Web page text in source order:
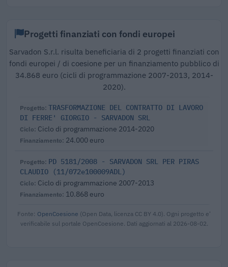
Progetti finanziati con fondi europei
Sarvadon S.r.l. risulta beneficiaria di 2 progetti finanziati con
fondi europei / di coesione per un finanziamento pubblico di
34.868 euro (cicli di programmazione 2007-2013, 2014-
2020).
TRASFORMAZIONE DEL CONTRATTO DI LAVORO
DI FERRE' GIORGIO - SARVADON SRL
Ciclo di programmazione 2014-2020
24.000 euro
PD 5181/2008 - SARVADON SRL PER PIRAS
CLAUDIO (11/072e100009ADL)
Ciclo di programmazione 2007-2013
10.868 euro
Fonte: OpenCoesione (Open Data, licenza CC BY 4.0). Ogni progetto e'
verificabile sul portale OpenCoesione. Dati aggiornati al 2026-08-02.